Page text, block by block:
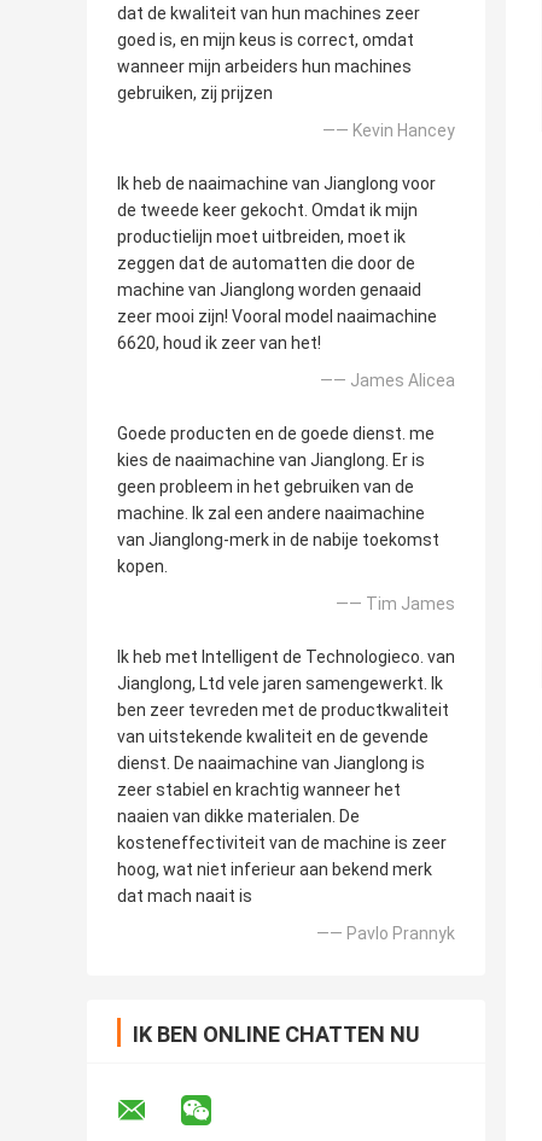
dat de kwaliteit van hun machines zeer
goed is, en mijn keus is correct, omdat
wanneer mijn arbeiders hun machines
gebruiken, zij prijzen
—— Kevin Hancey
Ik heb de naaimachine van Jianglong voor
de tweede keer gekocht. Omdat ik mijn
productielijn moet uitbreiden, moet ik
zeggen dat de automatten die door de
machine van Jianglong worden genaaid
zeer mooi zijn! Vooral model naaimachine
6620, houd ik zeer van het!
—— James Alicea
Goede producten en de goede dienst. me
kies de naaimachine van Jianglong. Er is
geen probleem in het gebruiken van de
machine. Ik zal een andere naaimachine
van Jianglong-merk in de nabije toekomst
kopen.
—— Tim James
Ik heb met Intelligent de Technologieco. van
Jianglong, Ltd vele jaren samengewerkt. Ik
ben zeer tevreden met de productkwaliteit
van uitstekende kwaliteit en de gevende
dienst. De naaimachine van Jianglong is
zeer stabiel en krachtig wanneer het
naaien van dikke materialen. De
kosteneffectiviteit van de machine is zeer
hoog, wat niet inferieur aan bekend merk
dat mach naait is
—— Pavlo Prannyk
IK BEN ONLINE CHATTEN NU